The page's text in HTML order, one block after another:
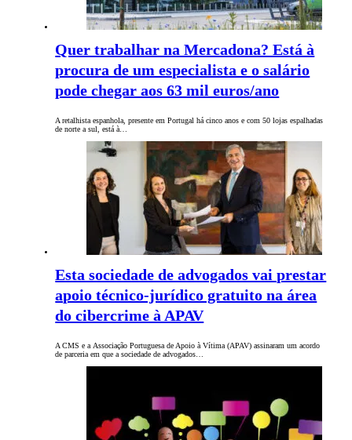
Quer trabalhar na Mercadona? Está à
procura de um especialista e o salário
pode chegar aos 63 mil euros/ano
A retalhista espanhola, presente em Portugal há cinco anos e com 50 lojas espalhadas
de norte a sul, está à…
Esta sociedade de advogados vai prestar
apoio técnico-jurídico gratuito na área
do cibercrime à APAV
A CMS e a Associação Portuguesa de Apoio à Vítima (APAV) assinaram um acordo
de parceria em que a sociedade de advogados…